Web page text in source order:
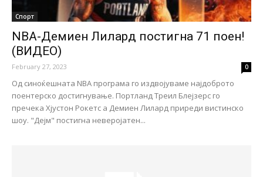
Спорт
NBA-Демиен Лилард постигна 71 поен!
(ВИДЕО)
February 27, 2023 0
Од синоќешната NBA програма го издвојуваме најдоброто
поентерско достигнување. Портланд Треил Блејзерс го
пречека Хјустон Рокетс а Демиен Лилард приреди вистинско
шоу. "Дејм" постигна неверојатен...